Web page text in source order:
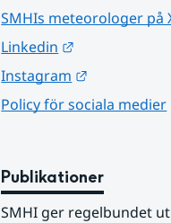
SMHIs meteorologer på
Linkedin
Instagram
Policy för sociala medier
Publikationer
SMHI ger regelbundet